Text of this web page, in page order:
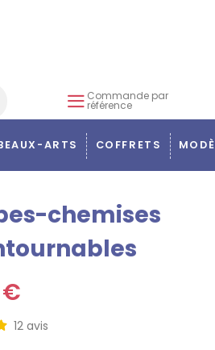
Commande par
référence
ARTS COFFRETS
chemises
€
12 avis